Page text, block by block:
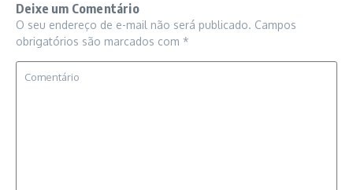
Deixe um Comentário
O seu endereço de e-mail não será publicado. Campos
obrigatórios são marcados com *